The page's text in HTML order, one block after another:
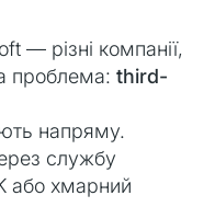
— різні компанії,
проблема: third-
напряму.
службу
або хмарний